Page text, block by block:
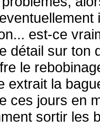
est-ce
détail sur ton
le
extrait la
ces jours en
sortir les